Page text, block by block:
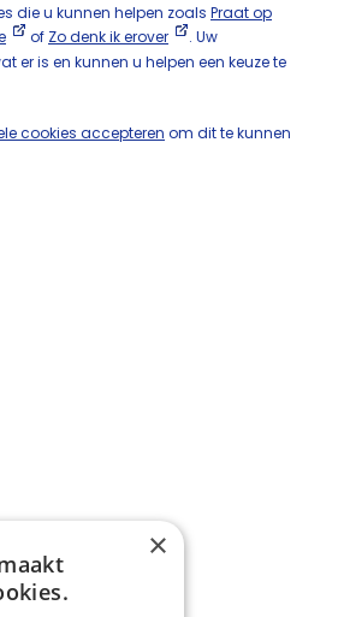
die u kunnen helpen zoals Praat op
of Zo denk ik erover
. Uw
er is en kunnen u helpen een keuze te
cookies accepteren om dit te kunnen
×